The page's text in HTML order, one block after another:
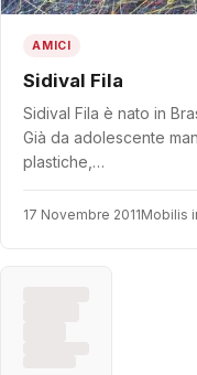
AMICI
Sidival Fila
Sidival Fila è nato in
Già da adolescente
plastiche,…
17 Novembre 2011Mobilis